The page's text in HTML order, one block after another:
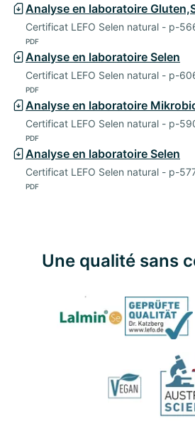
Analyse en laboratoire
Certificat LEFO Selen natural - p-
PDF
Analyse en laboratoire Selen
Certificat LEFO Selen natural - p-
PDF
Analyse en laboratoire
Certificat LEFO Selen natural - p-
PDF
Analyse en laboratoire Selen
Certificat LEFO Selen natural - p-
PDF
Une qualité sans